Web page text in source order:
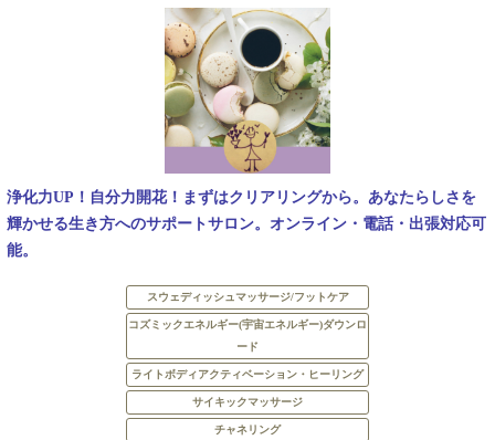
浄化力UP！自分力開花！まずはクリアリングから。あなたらしさを
輝かせる生き方へのサポートサロン。オンライン・電話・出張対応可
能。
スウェディッシュマッサージ/フットケア
コズミックエネルギー(宇宙エネルギー)ダウンロ
ード
ライトボディアクティベーション・ヒーリング
サイキックマッサージ
チャネリング